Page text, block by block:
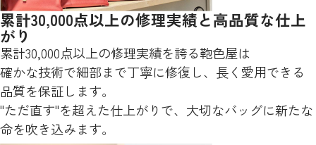
累計30,000点以上の修理実績と高品質な仕上
がり
累計30,000点以上の修理実績を誇る鞄色屋は
確かな技術で細部まで丁寧に修復し、長く愛用できる
品質を保証します。
"ただ直す"を超えた仕上がりで、大切なバッグに新たな
命を吹き込みます。